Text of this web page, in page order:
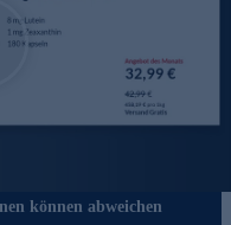
können abweichen